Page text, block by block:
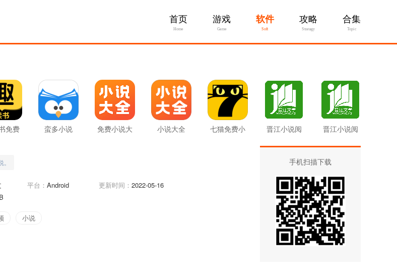
首页
Home
游戏
Game
软件
Soft
攻略
Stratagy
合集
Topic
免费
蛮多小说
免费小说大
小说大全
七猫免费小
晋江小说阅
晋江小说阅
手机扫描下载
平台： Android 更新时间： 2022-05-16
小说